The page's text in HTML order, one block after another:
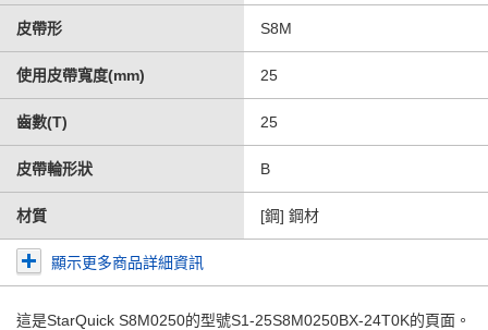
皮帶形 S8M
使用皮帶寬度(mm) 25
齒數(T) 25
皮帶輪形狀 B
材質 [鋼] 鋼材
顯示更多商品詳細資訊
這是StarQuick S8M0250的型號S1-25S8M0250BX-24T0K的頁面。